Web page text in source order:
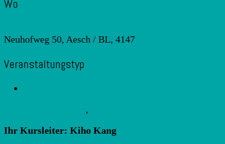
Wo
Neuhofweg 50, Aesch / BL, 4147
Veranstaltungstyp
,
Ihr Kursleiter: Kiho Kang